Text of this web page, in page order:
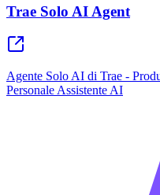
Trae Solo AI Agent
Agente Solo AI di Trae -
Personale Assistente AI